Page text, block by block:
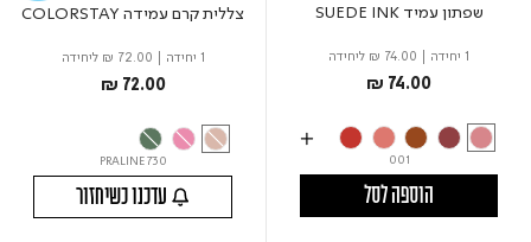
שפתון עמיד SUEDE INK
1 יחידה ₪ 74.00 ליחידה
₪ 74.00
001
הוספה לסל
צללית קרם עמידה COLORSTAY
1 יחידה ₪ 72.00 ליחידה
₪ 72.00
730 PRALINE